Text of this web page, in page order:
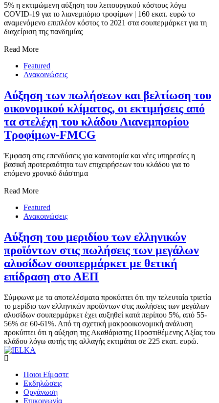
5% η εκτιμώμενη αύξηση του λειτουργικού κόστους λόγω
COVID-19 για το λιανεμπόριο τροφίμων | 160 εκατ. ευρώ το
αναμενόμενο επιπλέον κόστος το 2021 στα σουπερμάρκετ για τη
διαχείριση της πανδημίας
Read More
Featured
Ανακοινώσεις
Αύξηση των πωλήσεων και βελτίωση του
οικονομικού κλίματος, οι εκτιμήσεις από
τα στελέχη του κλάδου Λιανεμπορίου
Τροφίμων-FMCG
Έμφαση στις επενδύσεις για καινοτομία και νέες υπηρεσίες η
βασική προτεραιότητα των επιχειρήσεων του κλάδου για το
επόμενο χρονικό διάστημα
Read More
Featured
Ανακοινώσεις
Αύξηση του μεριδίου των ελληνικών
προϊόντων στις πωλήσεις των μεγάλων
αλυσίδων σουπερμάρκετ με θετική
επίδραση στο ΑΕΠ
Σύμφωνα με τα αποτελέσματα προκύπτει ότι την τελευταία τριετία
το μερίδιο των ελληνικών προϊόντων στις πωλήσεις των μεγάλων
αλυσίδων σουπερμάρκετ έχει αυξηθεί κατά περίπου 5%, από 55-
56% σε 60-61%. Από τη σχετική μακροοικονομική ανάλυση
προκύπτει ότι η αύξηση της Ακαθάριστης Προστιθέμενης Αξίας του
κλάδου λόγω αυτής της αλλαγής εκτιμάται σε 225 εκατ. ευρώ.
Ποιοι Είμαστε
Εκδηλώσεις
Οργάνωση
Επικοινωνία